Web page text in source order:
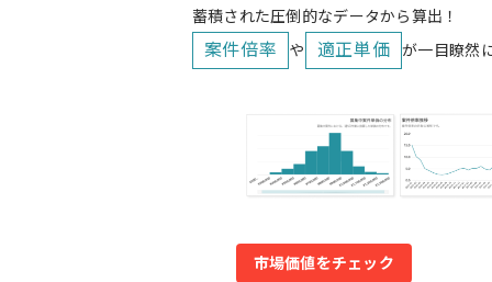
蓄積された圧倒的なデータから算出！
案件倍率 や 適正単価 が一目瞭然
市場価値をチェック